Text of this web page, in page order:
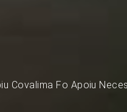
Covalima Fo Apoiu